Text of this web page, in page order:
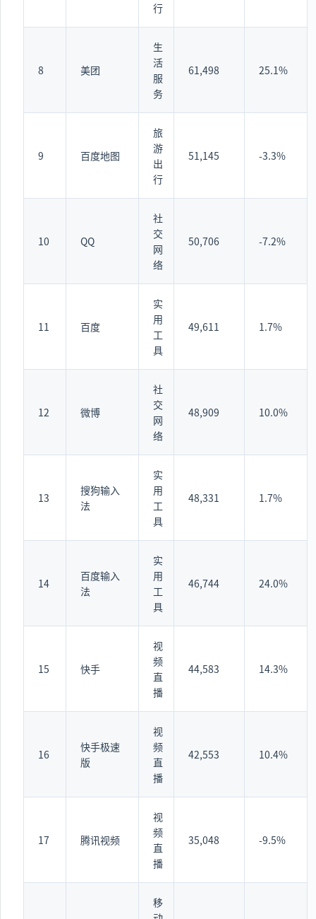
行
8 美团
生
活
服
务
61,498 25.1%
9 百度地图
旅
游
出
行
51,145 -3.3%
10 QQ
社
交
网
络
50,706 -7.2%
11 百度
实
用
工
具
49,611 1.7%
12 微博
社
交
网
络
48,909 10.0%
13
搜狗输入
法
实
用
工
具
48,331 1.7%
14
百度输入
法
实
用
工
具
46,744 24.0%
15 快手
视
频
直
播
44,583 14.3%
16
快手极速
版
视
频
直
播
42,553 10.4%
17 腾讯视频
视
频
直
播
35,048 -9.5%
移